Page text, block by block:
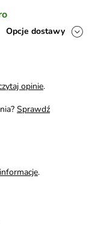
Opcje dostawy
opinie.
Sprawdź
.